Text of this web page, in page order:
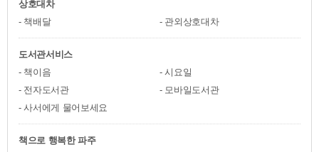
상호대차
책배달
관외상호대차
도서관서비스
책이음
시요일
전자도서관
모바일도서관
사서에게 물어보세요
책으로 행복한 파주